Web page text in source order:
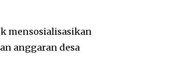
mensosialisasikan
anggaran desa